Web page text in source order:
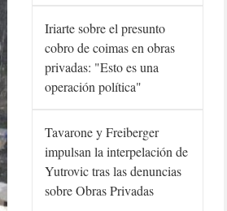
Iriarte sobre el presunto
cobro de coimas en obras
privadas: "Esto es una
operación política"
Tavarone y Freiberger
impulsan la interpelación de
Yutrovic tras las denuncias
sobre Obras Privadas